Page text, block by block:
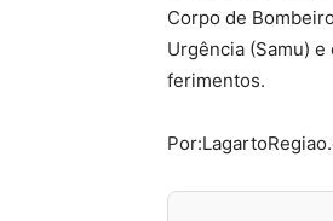
Corpo de
Urgência (Samu)
ferimentos.